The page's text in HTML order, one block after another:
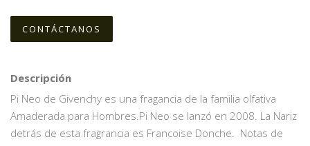
CONTÁCTANOS
Descripción
Pi Neo de Givenchy es una fragancia de la familia olfativa
Amaderada para Hombres.Pi Neo se lanzó en 2008. La Nariz
detrás de esta fragrancia es Francoise Donche. Notas de